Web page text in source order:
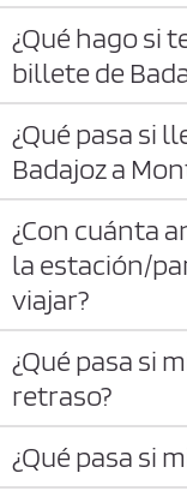
¿Qué hago si
billete de
¿Qué pasa si
Badajoz a
¿Con cuánta
la estación/
viajar?
¿Qué pasa si
retraso?
¿Qué pasa si